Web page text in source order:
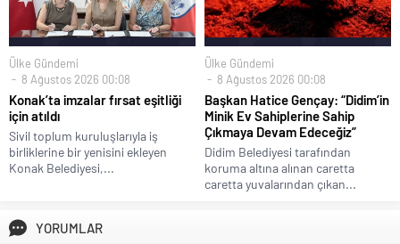
Ülke Gündemi
8 Ağustos 2026 00:08
Konak’ta imzalar fırsat eşitliği
için atıldı
Sivil toplum kuruluşlarıyla iş
birliklerine bir yenisini ekleyen
Konak Belediyesi,...
Ülke Gündemi
8 Ağustos 2026 00:08
Başkan Hatice Gençay: “Didim’in
Minik Ev Sahiplerine Sahip
Çıkmaya Devam Edeceğiz”
Didim Belediyesi tarafından
koruma altına alınan caretta
caretta yuvalarından çıkan...
YORUMLAR